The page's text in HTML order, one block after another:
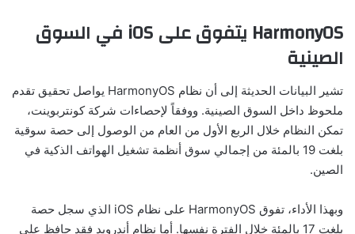
HarmonyOS يتفوق على iOS في السوق
الصينية
تشير البيانات الحديثة إلى أن نظام HarmonyOS يواصل تحقيق تقدم
ملحوظ داخل السوق الصينية. ووفقاً لإحصاءات شركة كونتربوينت،
تمكن النظام خلال الربع الأول من العام من الوصول إلى حصة سوقية
بلغت 19 بالمئة من إجمالي سوق أنظمة تشغيل الهواتف الذكية في
الصين.
وبهذا الأداء، تفوق HarmonyOS على نظام iOS الذي سجل حصة
بلغت 17 بالمئة خلال الفترة نفسها. أما نظام أندرويد فقد حافظ على